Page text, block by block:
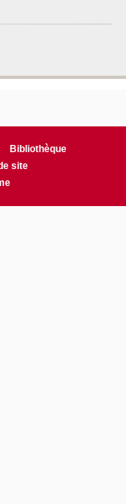
Bibliothèque
site